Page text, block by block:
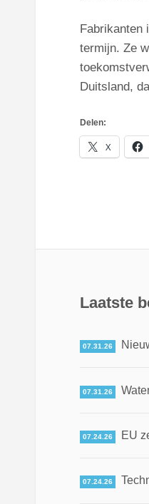
Fabrikanten
termijn. Ze
Duitsland,
Delen:
X
Laatste
07.31.26
07.31.26
07.24.26 EU
07.24.26